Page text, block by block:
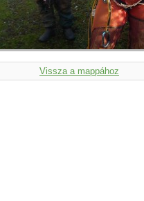
Vissza a mappához